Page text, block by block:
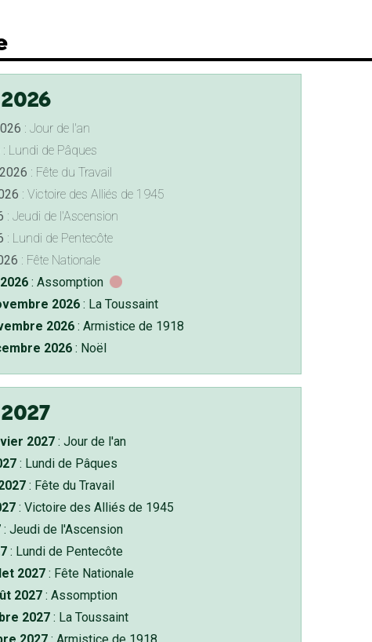
: Jour de l'an
: Lundi de Pâques
: Fête du Travail
: Victoire des Alliés de 1945
: Jeudi de l'Ascension
: Lundi de Pentecôte
: Fête Nationale
: Assomption
2026: La Toussaint
2026: Armistice de 1918
2026: Noël
2027: Jour de l'an
: Lundi de Pâques
: Fête du Travail
: Victoire des Alliés de 1945
: Jeudi de l'Ascension
: Lundi de Pentecôte
2027: Fête Nationale
2027: Assomption
2027: La Toussaint
2027: Armistice de 1918